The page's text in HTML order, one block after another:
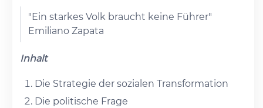
"Ein starkes Volk braucht keine Führer"
Emiliano Zapata
Inhalt
Die Strategie der sozialen Transformation
Die politische Frage